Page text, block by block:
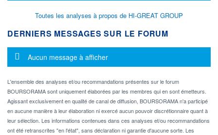
Toutes les analyses à propos de HI-GREAT GROUP
DERNIERS MESSAGES SUR LE FORUM
Message d'information
Aucun message à afficher
L'ensemble des analyses et/ou recommandations présentes sur le forum
BOURSORAMA sont uniquement élaborées par les membres qui en sont émetteurs.
Agissant exclusivement en qualité de canal de diffusion, BOURSORAMA n'a participé
en aucune manière à leur élaboration ni exercé aucun pouvoir discrétionnaire quant à
leur sélection. Les informations contenues dans ces analyses et/ou recommandations
ont été retranscrites "en l'état", sans déclaration ni garantie d'aucune sorte. Les